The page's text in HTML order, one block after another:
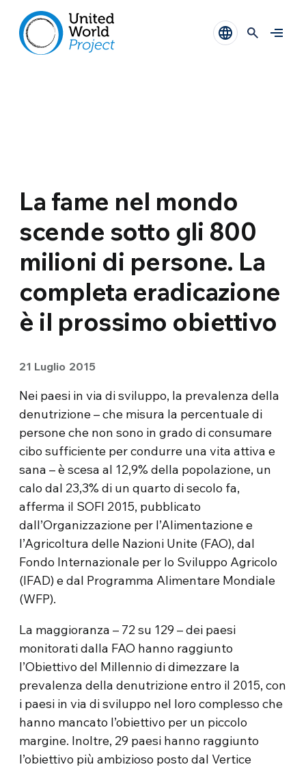
La fame nel mondo
scende sotto gli 800
milioni di persone. La
completa eradicazione
è il prossimo obiettivo
21 Luglio 2015
Nei paesi in via di sviluppo, la prevalenza della
denutrizione – che misura la percentuale di
persone che non sono in grado di consumare
cibo sufficiente per condurre una vita attiva e
sana – è scesa al 12,9% della popolazione, un
calo dal 23,3% di un quarto di secolo fa,
afferma il SOFI 2015, pubblicato
dall’Organizzazione per l’Alimentazione e
l’Agricoltura delle Nazioni Unite (FAO), dal
Fondo Internazionale per lo Sviluppo Agricolo
(IFAD) e dal Programma Alimentare Mondiale
(WFP).
La maggioranza – 72 su 129 – dei paesi
monitorati dalla FAO hanno raggiunto
l’Obiettivo del Millennio di dimezzare la
prevalenza della denutrizione entro il 2015, con
i paesi in via di sviluppo nel loro complesso che
hanno mancato l’obiettivo per un piccolo
margine. Inoltre, 29 paesi hanno raggiunto
l’obiettivo più ambizioso posto dal Vertice